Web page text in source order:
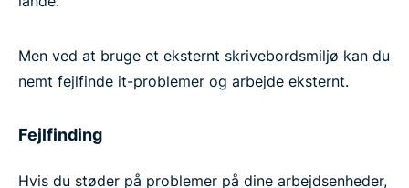
Men ved at bruge et eksternt skrivebordsmiljø kan du
nemt fejlfinde it-problemer og arbejde eksternt.
Fejlfinding
Hvis du støder på problemer på dine arbejdsenheder,